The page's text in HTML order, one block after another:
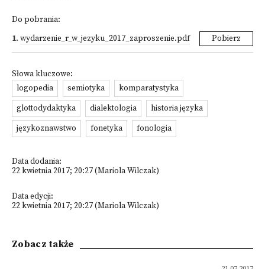
Do pobrania:
1. wydarzenie_r_w_jezyku_2017_zaproszenie.pdf Pobierz
Słowa kluczowe:
logopedia
semiotyka
komparatystyka
glottodydaktyka
dialektologia
historia języka
językoznawstwo
fonetyka fonologia
Data dodania:
22 kwietnia 2017; 20:27 (Mariola Wilczak)
Data edycji:
22 kwietnia 2017; 20:27 (Mariola Wilczak)
Zobacz także